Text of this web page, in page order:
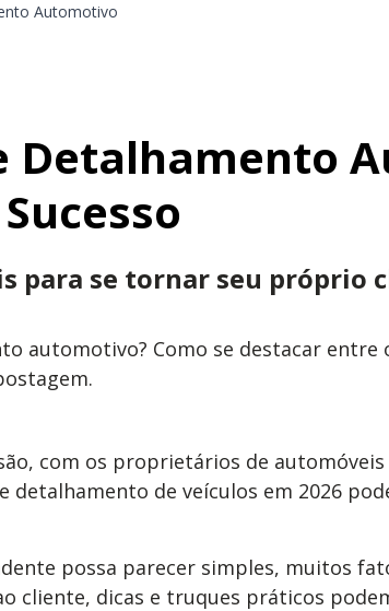
Automotivo
Detalhamento
para se tornar seu próprio
automotivo? Como se destacar
com os proprietários de
detalhamento de veículos em 2026
possa parecer simples, muitos
dicas e truques práticos